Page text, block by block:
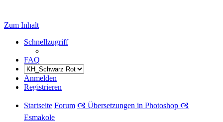
Zum Inhalt
Schnellzugriff
FAQ
Anmelden
Registrieren
Startseite Forum 🙧 Übersetzungen in Photoshop 🙧
Esmakole